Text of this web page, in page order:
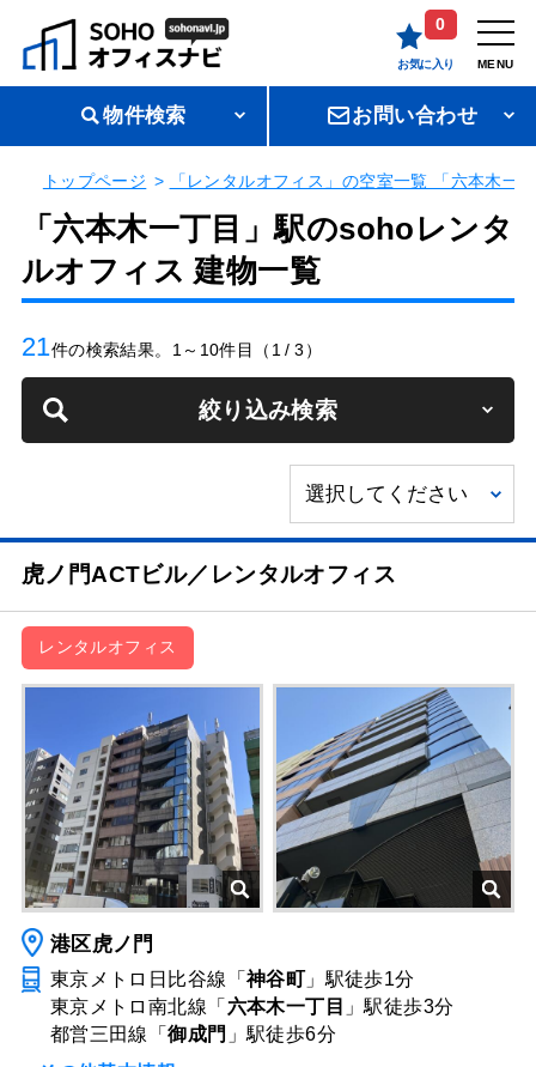
0
お気に入り MENU
物件検索 お問い合わせ
トップページ 「レンタルオフィス」の空室一覧 「六本木一
「六本木一丁目」駅のsohoレンタ
ルオフィス 建物一覧
21件の検索結果。1～10件目（1 / 3）
絞り込み検索
虎ノ門ACTビル／レンタルオフィス
レンタルオフィス
港区虎ノ門
東京メトロ日比谷線「 神谷町 」駅徒歩1分
東京メトロ南北線「 六本木一丁目 」駅徒歩3分
都営三田線「御成門 」駅徒歩6分